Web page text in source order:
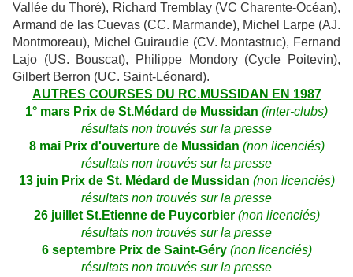
Vallée du Thoré), Richard Tremblay (VC Charente-Océan),
Armand de las Cuevas (CC. Marmande), Michel Larpe (AJ.
Montmoreau), Michel Guiraudie (CV. Montastruc), Fernand
Lajo (US. Bouscat), Philippe Mondory (Cycle Poitevin),
Gilbert Berron (UC. Saint-Léonard).
AUTRES COURSES DU RC.MUSSIDAN EN 1987
1° mars Prix de St.Médard de Mussidan (inter-clubs)
résultats non trouvés sur la presse
8 mai Prix d'ouverture de Mussidan (non licenciés)
résultats non trouvés sur la presse
13 juin Prix de St. Médard de Mussidan (non licenciés)
résultats non trouvés sur la presse
26 juillet St.Etienne de Puycorbier (non licenciés)
résultats non trouvés sur la presse
6 septembre Prix de Saint-Géry (non licenciés)
résultats non trouvés sur la presse